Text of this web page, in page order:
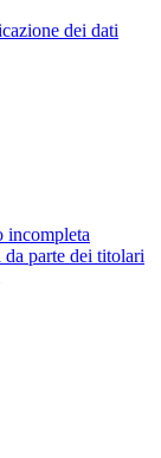
dei dati
incompleta
parte dei titolari